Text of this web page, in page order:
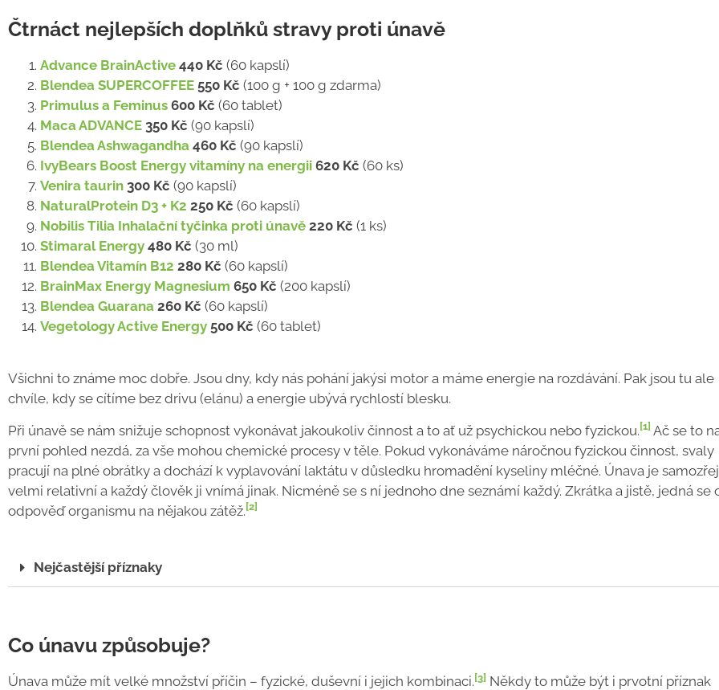
Čtrnáct nejlepších doplňků stravy proti únavě
Advance BrainActive 440 Kč (60 kapslí)
Blendea SUPERCOFFEE 550 Kč (100 g + 100 g zdarma)
Primulus a Feminus 600 Kč (60 tablet)
Maca ADVANCE 350 Kč (90 kapslí)
Blendea Ashwagandha 460 Kč (90 kapslí)
IvyBears Boost Energy vitamíny na energii 620 Kč (60 ks)
Venira taurin 300 Kč (90 kapslí)
NaturalProtein D3 + K2 250 Kč (60 kapslí)
Nobilis Tilia Inhalační tyčinka proti únavě 220 Kč (1 ks)
Stimaral Energy 480 Kč (30 ml)
Blendea Vitamín B12 280 Kč (60 kapslí)
BrainMax Energy Magnesium 650 Kč (200 kapslí)
Blendea Guarana 260 Kč (60 kapslí)
Vegetology Active Energy 500 Kč (60 tablet)
Všichni to známe moc dobře. Jsou dny, kdy nás pohání jakýsi motor a máme energie na rozdávání. Pak jsou tu ale
chvíle, kdy se cítíme bez drivu (elánu) a energie ubývá rychlostí blesku.
Při únavě se nám snižuje schopnost vykonávat jakoukoliv činnost a to ať už psychickou nebo fyzickou. [1] Ač se to
první pohled nezdá, za vše mohou chemické procesy v těle. Pokud vykonáváme náročnou fyzickou činnost, svaly
pracují na plné obrátky a dochází k vyplavování laktátu v důsledku hromadění kyseliny mléčné. Únava je
velmi relativní a každý člověk ji vnímá jinak. Nicméně se s ní jednoho dne seznámí každý. Zkrátka a jistě, jedná se
odpověď organismu na nějakou zátěž. [2]
Nejčastější příznaky
Co únavu způsobuje?
Únava může mít velké množství příčin – fyzické, duševní i jejich kombinaci.[3] Někdy to může být i prvotní příznak